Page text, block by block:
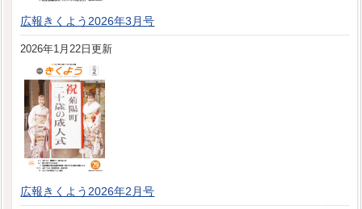
広報きくよう2026年3月号
2026年1月22日更新
広報きくよう2026年2月号